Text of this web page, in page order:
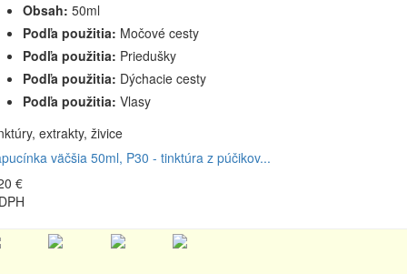
Obsah: 50ml
Podľa použitia: Močové cesty
Podľa použitia: Priedušky
Podľa použitia: Dýchacie cesty
Podľa použitia: Vlasy
extrakty, živice
väčšia 50ml, P30 - tinktúra z púčikov...
€